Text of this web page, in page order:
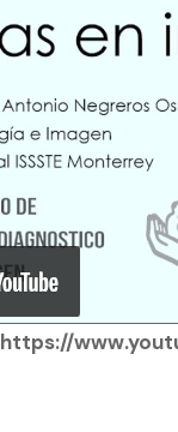
https://